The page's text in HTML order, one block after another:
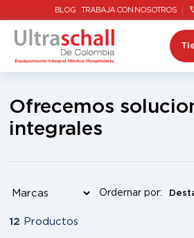
BLOG TRABAJA CON NOSOTROS
Ofrecemos
integrales
Ordernar por:
12 Productos